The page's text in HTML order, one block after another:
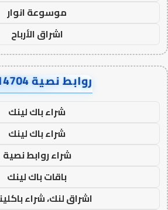
موسوعة انوار
اشراق الأرباح
روابط نصية AA14704
شراء باك لينك
شراء باك لينك
شراء روابط نصية
باقات باك لينك
اشراق لنك، شراء